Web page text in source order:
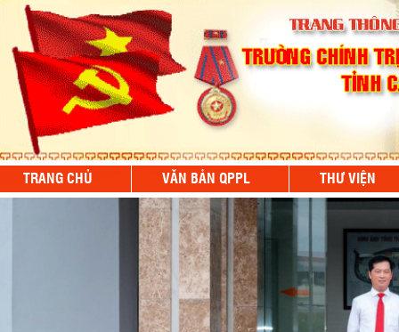
TRANG CHỦ VĂN BẢN QPPL THƯ VIỆN